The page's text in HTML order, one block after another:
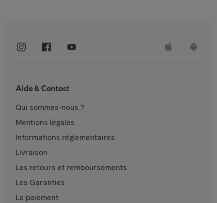
Aide & Contact
Qui sommes-nous ?
Mentions légales
Informations réglementaires
Livraison
Les retours et remboursements
Les Garanties
Le paiement